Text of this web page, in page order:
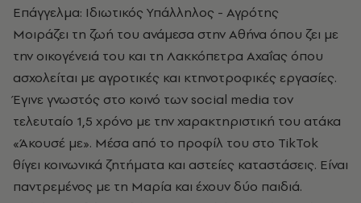
Επάγγελμα: Ιδιωτικός Υπάλληλος - Αγρότης
Μοιράζει τη ζωή του ανάμεσα στην Αθήνα όπου ζει με
την οικογένειά του και τη Λακκόπετρα Αχαΐας όπου
ασχολείται με αγροτικές και κτηνοτροφικές εργασίες.
Έγινε γνωστός στο κοινό των social media τον
τελευταίο 1,5 χρόνο με την χαρακτηριστική του ατάκα
«Άκουσέ με». Μέσα από το προφίλ του στο TikTok
θίγει κοινωνικά ζητήματα και αστείες καταστάσεις. Είναι
παντρεμένος με τη Μαρία και έχουν δύο παιδιά.